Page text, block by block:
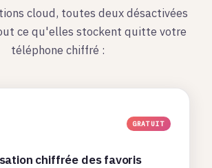
cloud, toutes deux désactivées
ce qu'elles stockent quitte votre
téléphone chiffré :
GRATUIT
chiffrée des favoris